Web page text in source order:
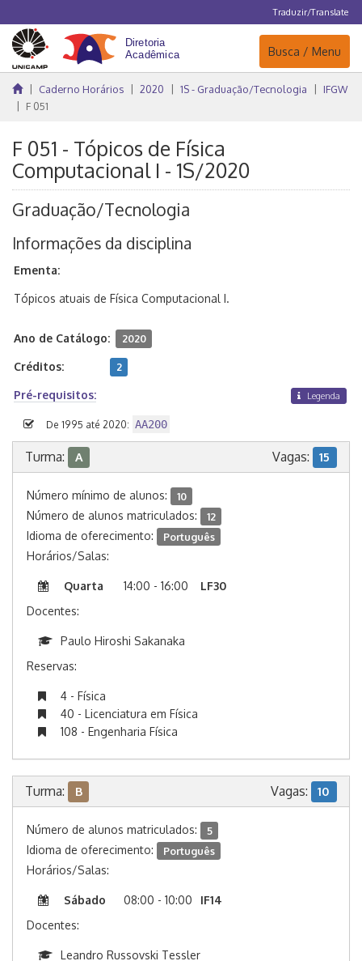
Traduzir/Translate
Navegação
Busca / Menu
Caderno Horários 2020 1S - Graduação/Tecnologia
IFGW
F 051
F 051 - Tópicos de Física
Computacional I - 1S/2020
Graduação/Tecnologia
Informações da disciplina
Ementa:
Tópicos atuais de Física Computacional I.
Ano de Catálogo: 2020
Créditos: 2
Pré-requisitos: Legenda
De 1995 até 2020: AA200
Turma: A Vagas: 15
Número mínimo de alunos: 10
Número de alunos matriculados: 12
Idioma de oferecimento: Português
Horários/Salas:
Quarta 14:00 - 16:00
LF30
Docentes:
Paulo Hiroshi Sakanaka
Reservas:
4 - Física
40 - Licenciatura em Física
108 - Engenharia Física
Turma: B Vagas: 10
Número de alunos matriculados: 5
Idioma de oferecimento: Português
Horários/Salas:
Sábado 08:00 - 10:00
IF14
Docentes:
Leandro Russovski Tessler